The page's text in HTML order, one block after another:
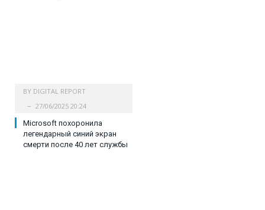
BY DIGITAL REPORT
27/06/2025 20:24
Microsoft похоронила
легендарный синий экран
смерти после 40 лет службы